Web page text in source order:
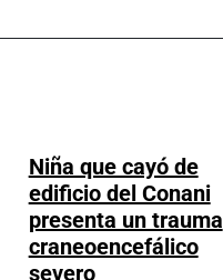
Niña que cayó de
edificio del Conani
presenta un trauma
craneoencefálico
severoNiña